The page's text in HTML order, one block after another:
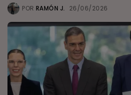
POR RAMÓN J. 26/06/2026